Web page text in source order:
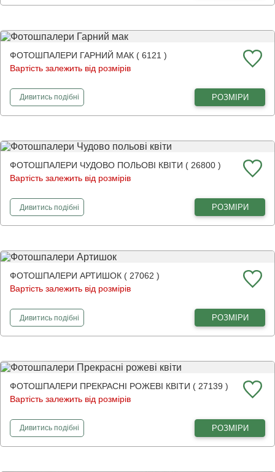
ФОТОШПАЛЕРИ ГАРНИЙ МАК ( 6121 )
Вартість залежить від розмірів
Дивитисьфотошпалери
подібні РОЗМІРИ
ФОТОШПАЛЕРИ ЧУДОВО ПОЛЬОВІ КВІТИ ( 26800 )
Вартість залежить від розмірів
Дивитисьфотошпалери
подібні РОЗМІРИ
ФОТОШПАЛЕРИ АРТИШОК ( 27062 )
Вартість залежить від розмірів
Дивитисьфотошпалери
подібні РОЗМІРИ
ФОТОШПАЛЕРИ ПРЕКРАСНІ РОЖЕВІ КВІТИ ( 27139 )
Вартість залежить від розмірів
Дивитисьфотошпалери
подібні РОЗМІРИ